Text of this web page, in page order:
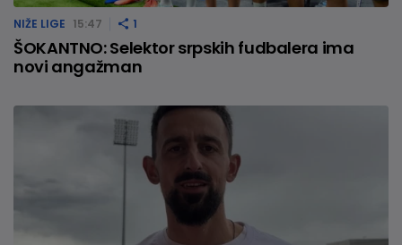
NIŽE LIGE 15:47 1
ŠOKANTNO: Selektor srpskih fudbalera ima
novi angažman